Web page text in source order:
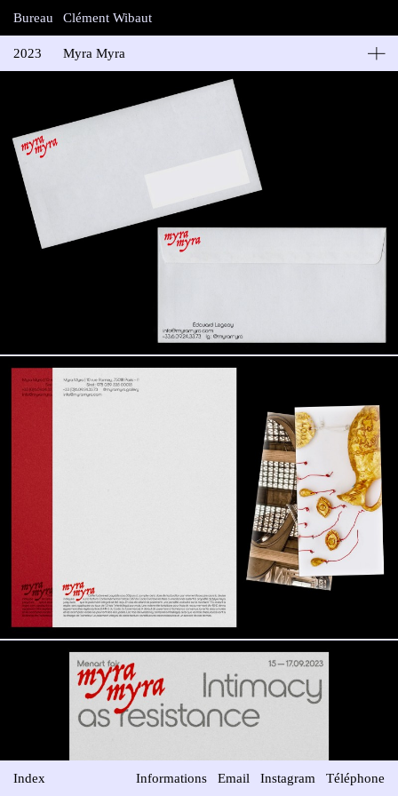
Bureau Clément Wibaut
2023
Myra Myra
Identité visuelle de Myra Myra, galerie d’art contemporain
nomade – direction Édouard Legeay.
Index Informations Email Instagram Téléphone